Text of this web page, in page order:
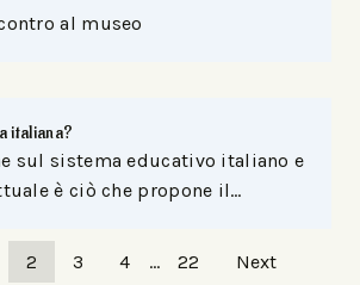
al museo
italiana?
sul sistema educativo italiano e
è ciò che propone il…
2 3 4 … 22 Next